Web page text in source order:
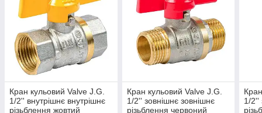
Кран кульовий Valve J.G.
1/2'' внутрішнє внутрішнє
різьблення жовтий
Кран кульовий Valve J.G.
1/2'' зовнішнє зовнішнє
різьблення червоний
1/2''